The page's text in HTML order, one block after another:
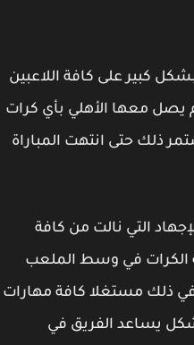
كبير على كافة اللاعبين
يصل معها الأهلي بأي كرات
حتى انتهت المباراة
التي نالت من كافة
في وسط الملعب
مستغلا كافة مهارات
يساعد الفريق في